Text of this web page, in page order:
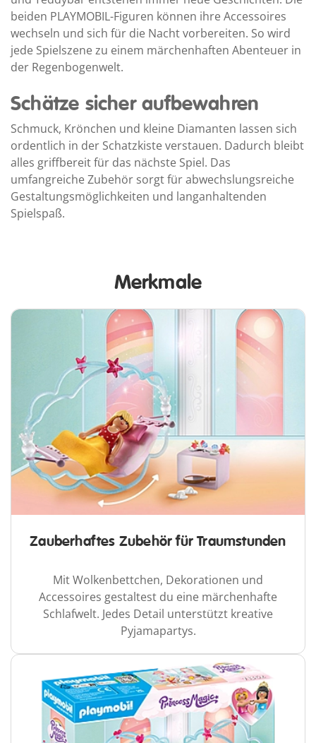
beiden PLAYMOBIL-Figuren können ihre Accessoires
wechseln und sich für die Nacht vorbereiten. So wird
jede Spielszene zu einem märchenhaften Abenteuer in
der Regenbogenwelt.
Schätze sicher aufbewahren
Schmuck, Krönchen und kleine Diamanten lassen sich
ordentlich in der Schatzkiste verstauen. Dadurch bleibt
alles griffbereit für das nächste Spiel. Das
umfangreiche Zubehör sorgt für abwechslungsreiche
Gestaltungsmöglichkeiten und langanhaltenden
Spielspaß.
Merkmale
Zauberhaftes Zubehör für Traumstunden
Mit Wolkenbettchen, Dekorationen und
Accessoires gestaltest du eine märchenhafte
Schlafwelt. Jedes Detail unterstützt kreative
Pyjamapartys.